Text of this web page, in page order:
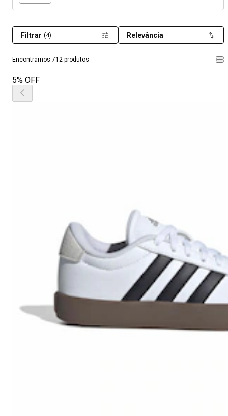
Encontramos 712 produtos
Filtrar (4) Relevância
5% OFF